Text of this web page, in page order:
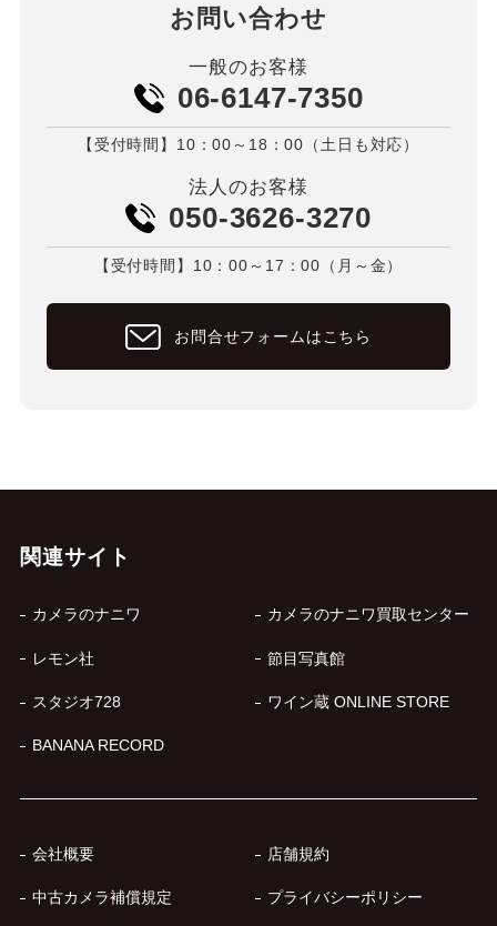
お問い合わせ
一般のお客様
06-6147-7350
【受付時間】10：00～18：00（土日も対応）
法人のお客様
050-3626-3270
【受付時間】10：00～17：00（月～金）
お問合せフォームはこちら
関連サイト
カメラのナニワ カメラのナニワ買取センター
レモン社 節目写真館
スタジオ728 ワイン蔵 ONLINE STORE
BANANA RECORD
会社概要 店舗規約
中古カメラ補償規定 プライバシーポリシー